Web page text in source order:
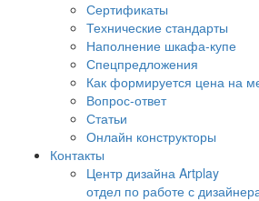
Сертификаты
Технические стандарты
Наполнение шкафа-купе
Спецпредложения
Как формируется цена на
Вопрос-ответ
Статьи
Онлайн конструкторы
Контакты
Центр дизайна Artplay
отдел по работе с